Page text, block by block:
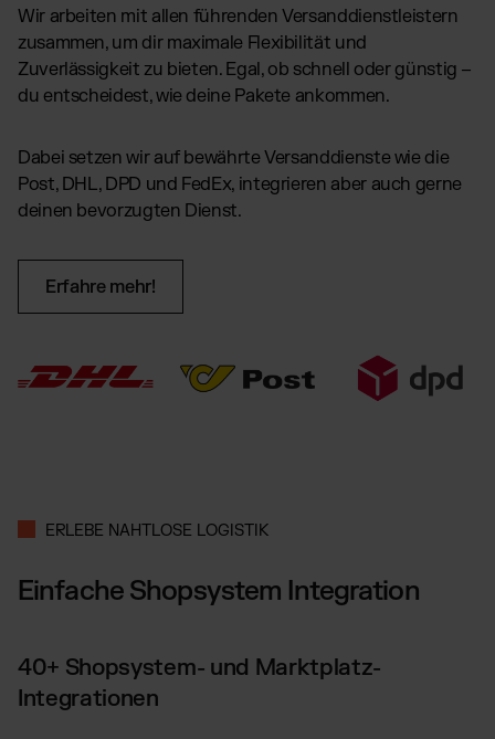
Wir arbeiten mit allen führenden Versanddienstleistern
zusammen, um dir maximale Flexibilität und
Zuverlässigkeit zu bieten. Egal, ob schnell oder günstig –
du entscheidest, wie deine Pakete ankommen.
Dabei setzen wir auf bewährte Versanddienste wie die
Post, DHL, DPD und FedEx, integrieren aber auch gerne
deinen bevorzugten Dienst.
Erfahre mehr!
ERLEBE NAHTLOSE LOGISTIK
Einfache Shopsystem Integration
40+ Shopsystem- und Marktplatz-
Integrationen